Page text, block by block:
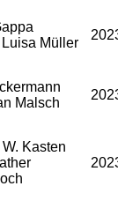
Müller
Malsch
Kasten